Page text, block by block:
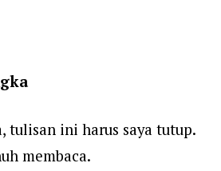
tulisan ini harus saya tutup.
membaca.